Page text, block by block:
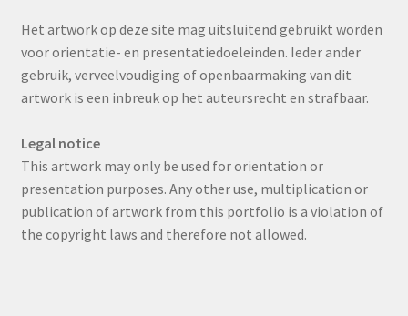
Het artwork op deze site mag uitsluitend gebruikt worden
voor orientatie- en presentatiedoeleinden. Ieder ander
gebruik, verveelvoudiging of openbaarmaking van dit
artwork is een inbreuk op het auteursrecht en strafbaar.
Legal notice
This artwork may only be used for orientation or
presentation purposes. Any other use, multiplication or
publication of artwork from this portfolio is a violation of
the copyright laws and therefore not allowed.